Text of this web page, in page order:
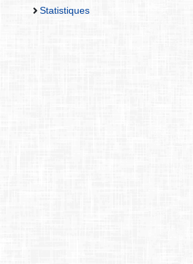
Statistiques